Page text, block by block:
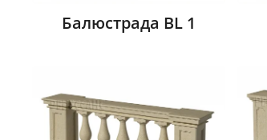
Балюстрада BL 1